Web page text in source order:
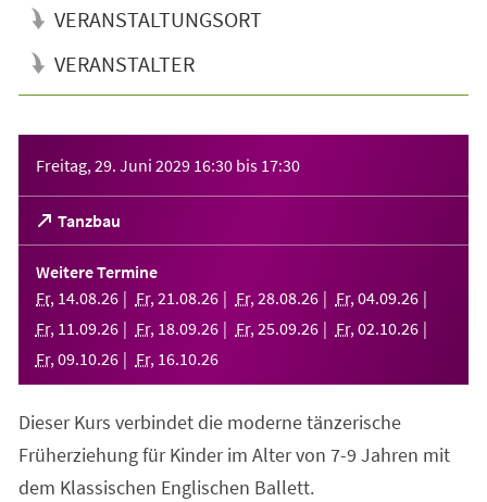
VERANSTALTUNGSORT
VERANSTALTER
Freitag, 29. Juni 2029 16:30 bis 17:30
Tanzbau
(Öffnet
in
einem
neuen
Tab)
Weitere Termine
Fr, 14.08.26 Fr, 21 .08.26 Fr, 28.08.26 Fr, 04.09.26
Fr, 11 .09.26 Fr, 18.09.26 Fr, 25.09.26 Fr, 02.10.26
Fr, 09.10.26 Fr, 16.10.26
Dieser Kurs verbindet die moderne tänzerische
Früherziehung für Kinder im Alter von 7-9 Jahren mit
dem Klassischen Englischen Ballett.